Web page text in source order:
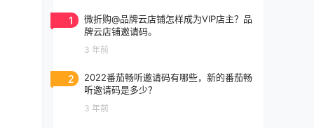
1
微折购@品牌云店铺怎样成为VIP店主？品
牌云店铺邀请码。
3 年前
2
2022番茄畅听邀请码有哪些，新的番茄畅
听邀请码是多少？
3 年前